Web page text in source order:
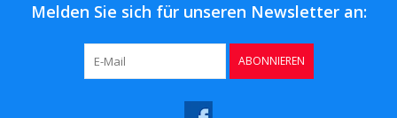
Melden Sie sich für unseren Newsletter an:
ABONNIEREN